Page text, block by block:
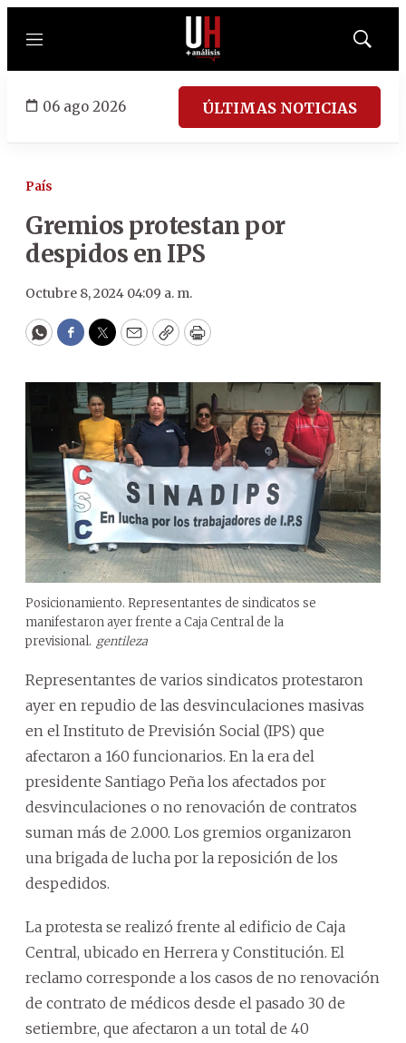
Menú
Mostrar
06 ago 2026 ÚLTIMAS NOTICIAS
País
Gremios protestan por
despidos en IPS
Octubre 8, 2024 04:09 a. m.
WhatsApp
Facebook
Twitter
EmailCopyPrint
Posicionamiento. Representantes de sindicatos se
manifestaron ayer frente a Caja Central de la
previsional. gentileza
Representantes de varios sindicatos protestaron
ayer en repudio de las desvinculaciones masivas
en el Instituto de Previsión Social (IPS) que
afectaron a 160 funcionarios. En la era del
presidente Santiago Peña los afectados por
desvinculaciones o no renovación de contratos
suman más de 2.000. Los gremios organizaron
una brigada de lucha por la reposición de los
despedidos.
La protesta se realizó frente al edificio de Caja
Central, ubicado en Herrera y Constitución. El
reclamo corresponde a los casos de no renovación
de contrato de médicos desde el pasado 30 de
setiembre, que afectaron a un total de 40